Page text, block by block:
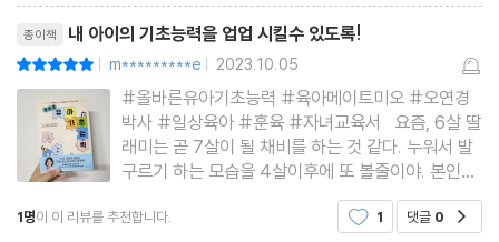
자기 주도적인 아이로 키우는 방법
2. 실전! 스스로 선택하고 결정하자!
스스로 선택하고 결정하는 하루를 만드는 방법
나의 선택을 믿어
알아서 척척 외출 준비
나는 계획대로 할 수 있어
종이책 내 아이의 기초능력을 업업 시킬수 있도록!
| m*********e | 2023.10.05
#올바른유아기초능력 #육아메이트미오 #오연경
박사 #일상육아 #훈육 #자녀교육서 요즘, 6살 딸
래미는 곧 7살이 될 채비를 하는 것 같다. 누워서 발
구르기 하는 모습을 4살이후에 또 볼줄이야. 본인이
원하는건 꼭 해야지 직성이 풀리는것 같다. 고집인
지 나이에 맞는 발달인지 분간이 잘 안된다. 다른
1명이 이 리뷰를 추천합니다. 1 댓글 0